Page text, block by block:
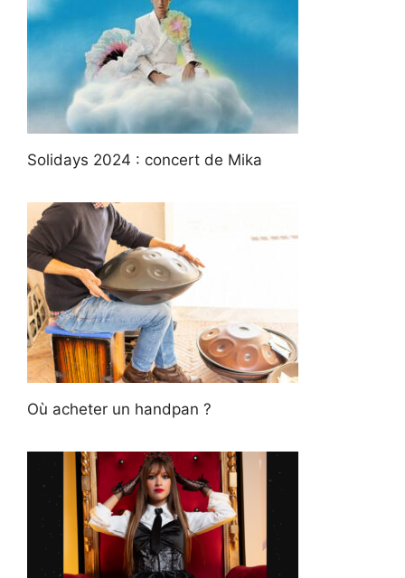
Solidays 2024 : concert de Mika
Où acheter un handpan ?